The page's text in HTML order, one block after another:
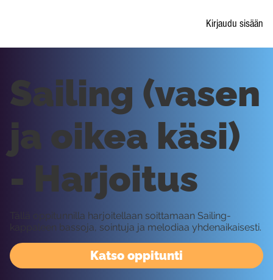
Kirjaudu sisään
Katso oppitunti
Sailing (vasen
ja oikea käsi)
- Harjoitus
Tällä oppitunnilla harjoitellaan soittamaan Sailing-
kappaleen bassoja, sointuja ja melodiaa yhdenaikaisesti.